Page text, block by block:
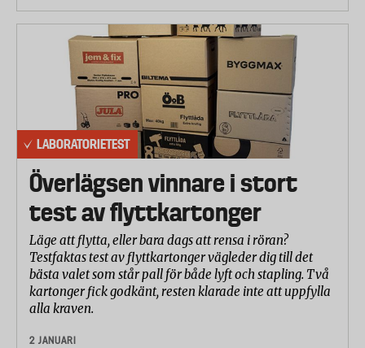
LABORATORIETEST
Överlägsen vinnare i stort
test av flyttkartonger
Läge att flytta, eller bara dags att rensa i röran?
Testfaktas test av flyttkartonger vägleder dig till det
bästa valet som står pall för både lyft och stapling. Två
kartonger fick godkänt, resten klarade inte att uppfylla
alla kraven.
2 JANUARI